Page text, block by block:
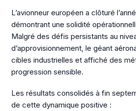
L’avionneur européen a clôturé
démontrant une solidité
Malgré des défis persistants au
d’approvisionnement, le géant
cibles industrielles et affiché des
progression sensible.
Les résultats consolidés à fin
de cette dynamique positive :